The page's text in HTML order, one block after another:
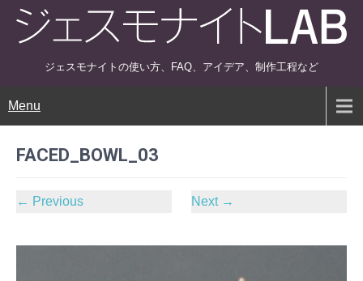
ジェスモナイトの使い方、FAQ、アイデア、制作工程など
Menu
FACED_BOWL_03
← Previous Next →